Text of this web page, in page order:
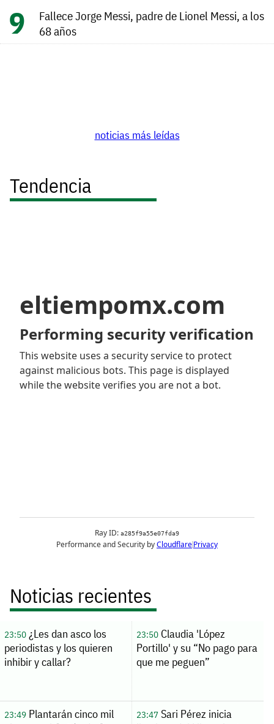
Fallece Jorge Messi, padre de Lionel Messi, a los
68 años
noticias más leídas
Tendencia
Noticias recientes
23:50¿Les dan asco los
periodistas y los quieren
inhibir y callar?
23:50Claudia 'López
Portillo' y su “No pago para
que me peguen”
23:49Plantarán cinco mil
23:47Sari Pérez inicia